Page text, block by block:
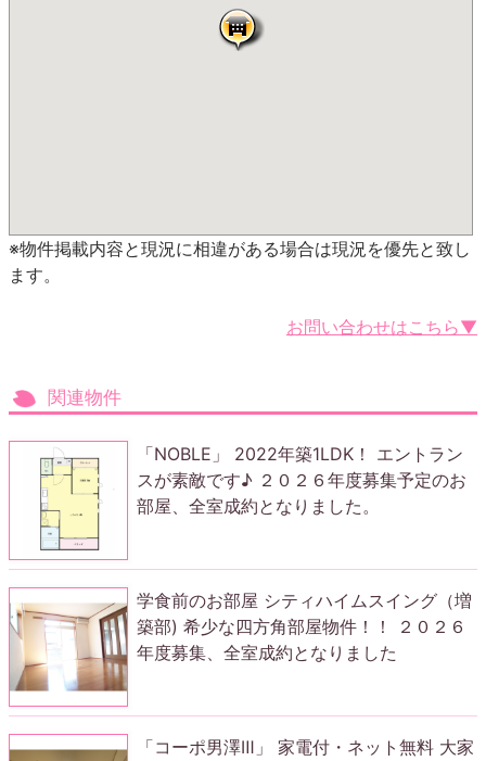
※物件掲載内容と現況に相違がある場合は現況を優先と致し
ます。
お問い合わせはこちら▼
関連物件
「NOBLE」 2022年築1LDK！ エントラン
スが素敵です♪ ２０２６年度募集予定のお
部屋、全室成約となりました。
学食前のお部屋 シティハイムスイング（増
築部) 希少な四方角部屋物件！！ ２０２６
年度募集、全室成約となりました
「コーポ男澤Ⅲ」 家電付・ネット無料 大家